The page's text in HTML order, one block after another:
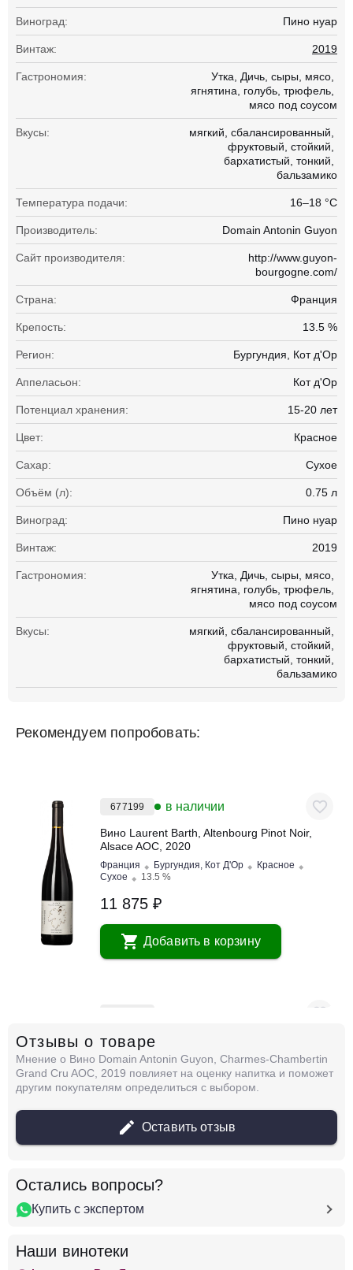
Виноград: Пино нуар
Винтаж: 2019
Гастрономия: Утка Дичь сыры
мясо
ягнятина
голубь трюфель
мясо под соусом
Вкусы: мягкий сбалансированный
фруктовый стойкий
бархатистый тонкий
бальзамико
Температура подачи: 16–18 °С
Производитель: Domain Antonin Guyon
Сайт производителя:
http://www.guyon-
bourgogne.com/
Страна: Франция
Крепость: 13.5 %
Регион: Бургундия, Кот д'Ор
Аппеласьон: Кот д'Ор
Потенциал хранения: 15-20 лет
Цвет: Красное
Сахар: Сухое
Объём (л): 0.75 л
Виноград: Пино нуар
Винтаж: 2019
Гастрономия: Утка Дичь сыры
мясо
ягнятина
голубь трюфель
мясо под соусом
Вкусы: мягкий сбалансированный
фруктовый стойкий
бархатистый тонкий
бальзамико
Рекомендуем попробовать:
677199 в наличии
Вино Laurent Barth, Altenbourg Pinot Noir,
Alsace AOC, 2020
Франция Бургундия, Кот Д'Ор
Красное
Сухое
13.5 %
11 875 ₽
Добавить в корзину
Вино Laurent Barth, Altenbourg Pinot Noir,
Alsace AOC, 2022
Франция Бургундия, Кот Д'Ор
Красное
Сухое
13.5 %
14 875 ₽
Добавить в корзину
Вино Laurent Barth, M Pinot Noir, Alsace AOC,
2022
Отзывы о товаре
Оставить отзыв
Мнение о Вино Domain Antonin Guyon, Charmes-Chambertin
Grand Cru AOC, 2019 повлияет на оценку напитка и поможет
другим покупателям определиться с выбором.
Остались вопросы?
Купить с экспертом
Наши винотеки